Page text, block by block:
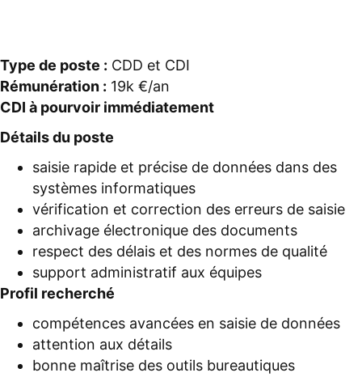
Type de poste : CDD et CDI
Rémunération : 19k €/an
CDI à pourvoir immédiatement
Détails du poste
saisie rapide et précise de données dans des
systèmes informatiques
vérification et correction des erreurs de saisie
archivage électronique des documents
respect des délais et des normes de qualité
support administratif aux équipes
Profil recherché
compétences avancées en saisie de données
attention aux détails
bonne maîtrise des outils bureautiques